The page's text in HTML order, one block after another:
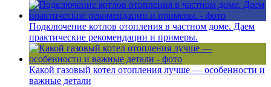
Подключение котлов отопления в частном доме. Даем
практические рекомендации и примеры.
Какой газовый котел отопления лучше — особенности и
важные детали